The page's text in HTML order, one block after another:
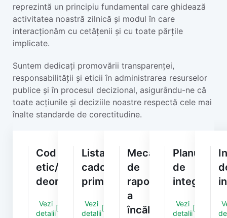
reprezintă un principiu fundamental care ghidează
activitatea noastră zilnică și modul în care
interacționăm cu cetățenii și cu toate părțile
implicate.
Suntem dedicați promovării transparenței,
responsabilității și eticii în administrarea resurselor
publice și în procesul decizional, asigurându-ne că
toate acțiunile și deciziile noastre respectă cele mai
înalte standarde de corectitudine.
Cod
etic/
deontologic
Vezi
detalii
Lista
cadourilor
primite
Vezi
detalii
Mecanismul
de
raportare
a
încălcărilor
Planul
de
integritate
Vezi
detalii